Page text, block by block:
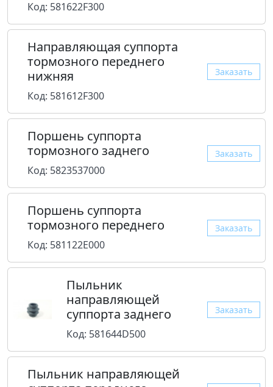
Код: 581622F300
Направляющая суппорта
тормозного переднего
нижняя
Код: 581612F300
Заказать
Поршень суппорта
тормозного заднего
Код: 5823537000
Заказать
Поршень суппорта
тормозного переднего
Код: 581122E000
Заказать
Пыльник
направляющей
суппорта заднего
Код: 581644D500
Заказать
Пыльник направляющей